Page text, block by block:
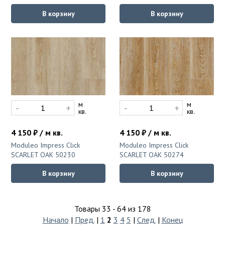
В корзину В корзину
4 150 ₽ / м кв.
Moduleo Impress Click
SCARLET OAK 50230
- + м
кв.
В корзину
4 150 ₽ / м кв.
Moduleo Impress Click
SCARLET OAK 50274
- + м
кв.
В корзину
Товары 33 - 64 из 178
Начало | Пред.| 1 2 3 4 5 | След.| Конец